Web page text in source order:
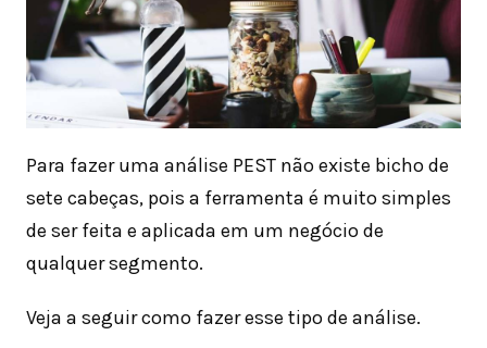
Para fazer uma análise PEST não existe bicho de
sete cabeças, pois a ferramenta é muito simples
de ser feita e aplicada em um negócio de
qualquer segmento.
Veja a seguir como fazer esse tipo de análise.